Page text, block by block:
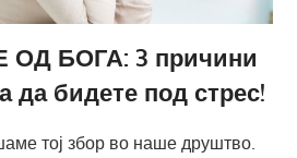
ОД БОГА: 3 причини
да бидете под стрес!
тој збор во наше друштво.